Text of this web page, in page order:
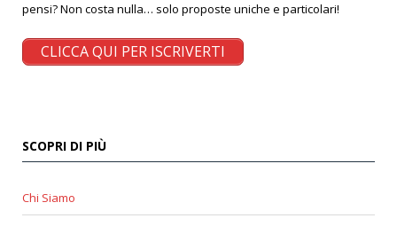
pensi? Non costa nulla… solo proposte uniche e particolari!
CLICCA QUI PER ISCRIVERTI
SCOPRI DI PIÙ
Chi Siamo